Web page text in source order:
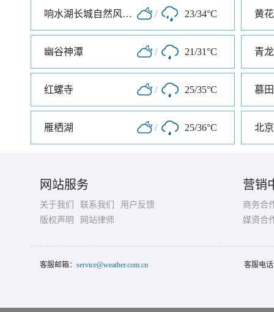
响水湖长城自然风景区 / 23/34°C 黄
幽谷神潭 / 21/31°C 青
红螺寺 / 25/35°C 慕
雁栖湖 / 25/36°C 北
网站服务
关于我们 联系我们
用户反馈
版权声明
网站律师
营销
商务合
媒资合
客服邮箱： service@weather.com.cn 客服电